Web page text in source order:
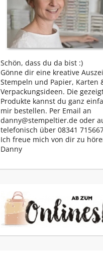
Schön, dass du da bist :)
Gönne dir eine kreative
Stempeln und Papier, Karten
Verpackungsideen. Die
Produkte kannst du ganz
mir bestellen. Per Email an
danny@stempeltier.de oder
telefonisch über 08341
Ich freue mich von dir zu
Danny